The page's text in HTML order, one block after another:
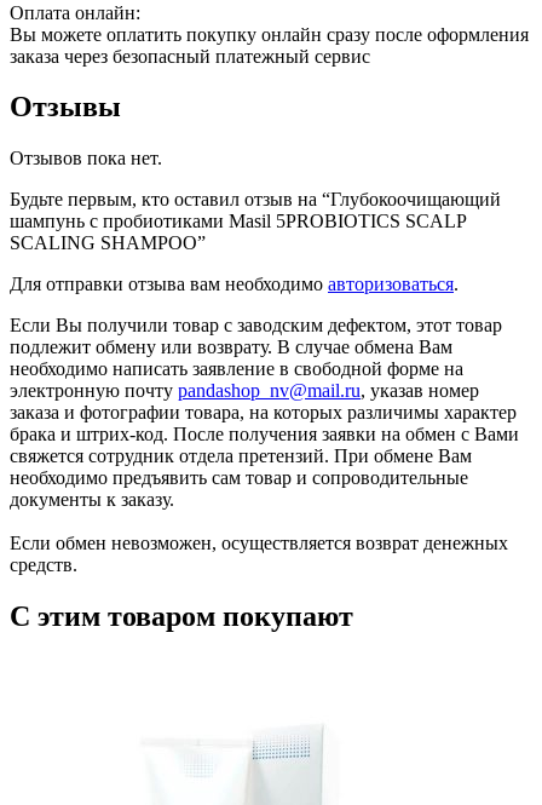
Оплата онлайн:
Вы можете оплатить покупку онлайн сразу после оформления
заказа через безопасный платежный сервис
Отзывы
Отзывов пока нет.
Будьте первым, кто оставил отзыв на “Глубокоочищающий
шампунь с пробиотиками Masil 5PROBIOTICS SCALP
SCALING SHAMPOO”
Для отправки отзыва вам необходимо авторизоваться.
Если Вы получили товар с заводским дефектом, этот товар
подлежит обмену или возврату. В случае обмена Вам
необходимо написать заявление в свободной форме на
электронную почту pandashop_nv@mail.ru, указав номер
заказа и фотографии товара, на которых различимы характер
брака и штрих-код. После получения заявки на обмен с Вами
свяжется сотрудник отдела претензий. При обмене Вам
необходимо предъявить сам товар и сопроводительные
документы к заказу.
Если обмен невозможен, осуществляется возврат денежных
средств.
С этим товаром покупают